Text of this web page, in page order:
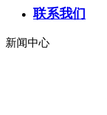
联系我们
新闻中心